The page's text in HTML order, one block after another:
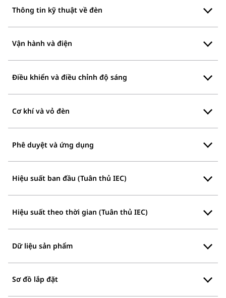
Thông tin kỹ thuật về đèn
Vận hành và điện
Điều khiển và điều chỉnh độ sáng
Cơ khí và vỏ đèn
Phê duyệt và ứng dụng
Hiệu suất ban đầu (Tuân thủ IEC)
Hiệu suất theo thời gian (Tuân thủ IEC)
Dữ liệu sản phẩm
Sơ đồ lắp đặt